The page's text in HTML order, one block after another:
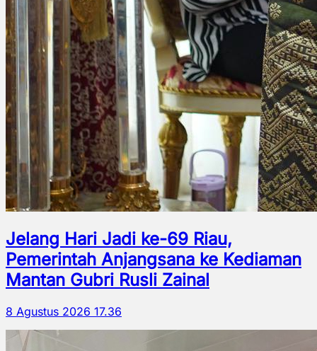
Jelang Hari Jadi ke-69 Riau,
Pemerintah Anjangsana ke Kediaman
Mantan Gubri Rusli Zainal
8 Agustus 2026 17.36